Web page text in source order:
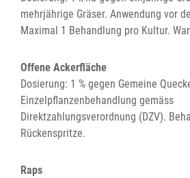
mehrjährige Gräser. Anwendung vor
Maximal 1 Behandlung pro Kultur.
Offene Ackerfläche
Dosierung: 1 % gegen Gemeine
Einzelpflanzenbehandlung gemäss
Direktzahlungsverordnung (DZV).
Rückenspritze.
Raps